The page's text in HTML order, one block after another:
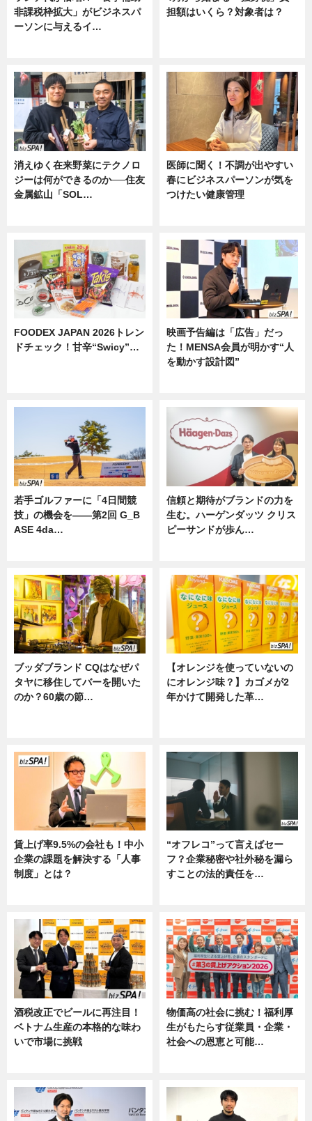
非課税枠拡大」がビジネスパ
ーソンに与えるイ…
担額はいくら？対象者は？
消えゆく在来野菜にテクノロ
ジーは何ができるのか──住友
金属鉱山「SOL…
医師に聞く！不調が出やすい
春にビジネスパーソンが気を
つけたい健康管理
FOODEX JAPAN 2026トレン
ドチェック！甘辛“Swicy”…
映画予告編は「広告」だっ
た！MENSA会員が明かす“人
を動かす設計図”
若手ゴルファーに「4日間競
技」の機会を——第2回 G_B
ASE 4da…
信頼と期待がブランドの力を
生む。ハーゲンダッツ クリス
ピーサンドが歩ん…
ブッダブランド CQはなぜパ
タヤに移住してバーを開いた
のか？60歳の節…
【オレンジを使っていないの
にオレンジ味？】カゴメが2
年かけて開発した革…
賃上げ率9.5%の会社も！中小
企業の課題を解決する「人事
制度」とは？
“オフレコ”って言えばセー
フ？企業秘密や社外秘を漏ら
すことの法的責任を…
酒税改正でビールに再注目！
ベトナム生産の本格的な味わ
いで市場に挑戦
物価高の社会に挑む！福利厚
生がもたらす従業員・企業・
社会への恩恵と可能…